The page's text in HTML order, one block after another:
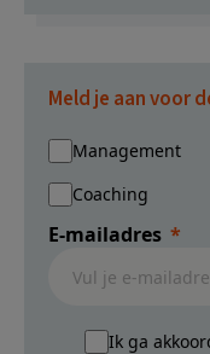
Meld je aan voor
Management
Coaching
E-mailadres
Ik ga